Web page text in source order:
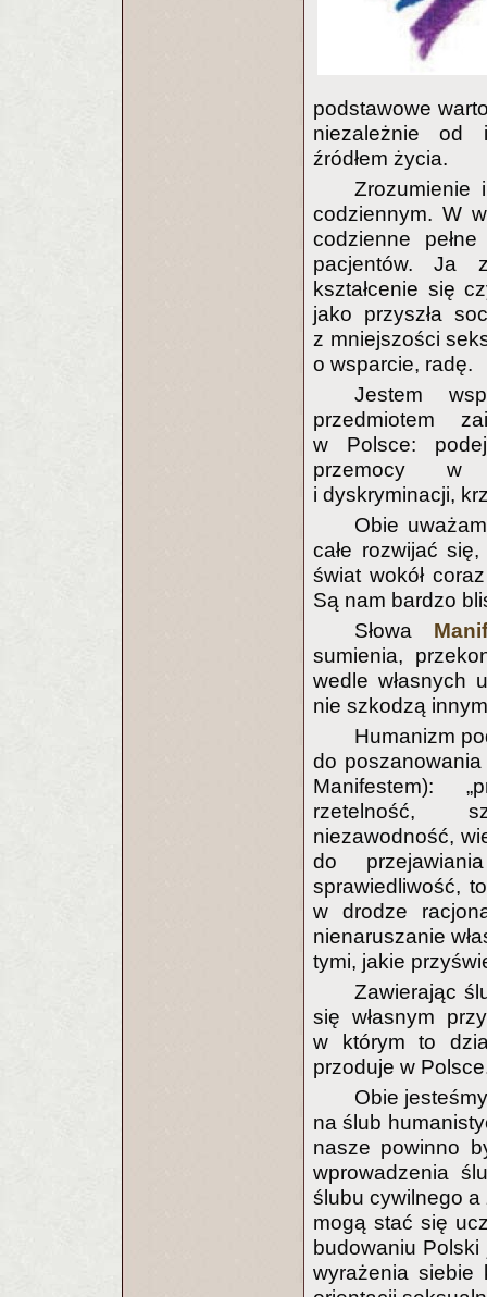
podstawowe
niezależnie od
źródłem życia.
Zrozumienie
codziennym. W
codzienne
pacjentów. Ja
kształcenie się
jako przyszła
z mniejszości
o wsparcie, radę.
Jestem
przedmiotem
w Polsce:
przemocy w
i dyskryminacji,
Obie
całe rozwijać
świat wokół
Są nam bardzo
Słowa
sumienia,
wedle własnych
nie szkodzą
Humanizm
do
Manifestem):
rzetelność,
niezawodność,
do
sprawiedliwość,
w drodze
nienaruszanie
tymi, jakie
Zawierając
się własnym
w którym to
przoduje w
Obie
na ślub
nasze powinno
wprowadzenia
ślubu cywilnego a
mogą stać się
budowaniu
wyrażenia siebie